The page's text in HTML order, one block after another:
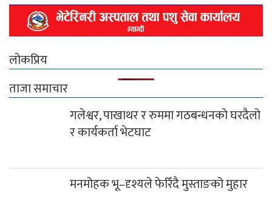
लोकप्रिय
ताजा समाचार
गलेश्वर, पाखाथर र रुममा गठबन्धनको घरदैलो
र कार्यकर्ता भेटघाट
मनमोहक भू–दृश्यले फेरिँदै मुस्ताङको मुहार